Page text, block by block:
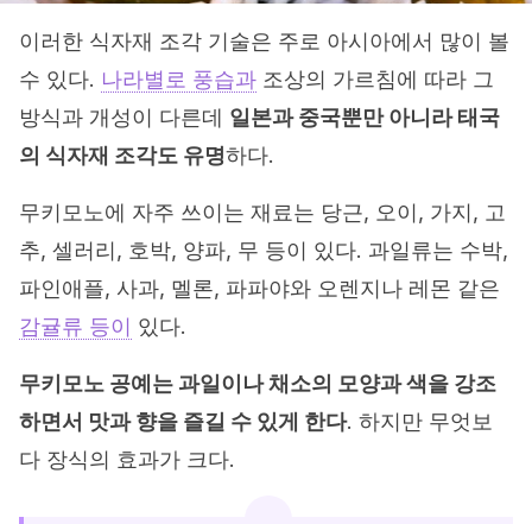
이러한 식자재 조각 기술은 주로 아시아에서 많이 볼
수 있다. 나라별로 풍습과 조상의 가르침에 따라 그
방식과 개성이 다른데 일본과 중국뿐만 아니라 태국
의 식자재 조각도 유명하다.
무키모노에 자주 쓰이는 재료는 당근, 오이, 가지, 고
추, 셀러리, 호박, 양파, 무 등이 있다. 과일류는 수박,
파인애플, 사과, 멜론, 파파야와 오렌지나 레몬 같은
감귤류 등이 있다.
무키모노 공예는 과일이나 채소의 모양과 색을 강조
하면서 맛과 향을 즐길 수 있게 한다. 하지만 무엇보
다 장식의 효과가 크다.